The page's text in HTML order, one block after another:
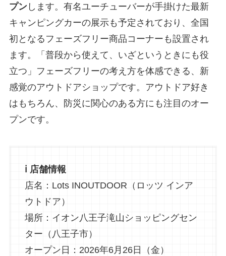
プンします。有名ユーチューバーが手掛けた最新
キャンピングカーの展示も予定されており、全国
初となるフェーズフリー商品コーナーも設置され
ます。「普段から使えて、いざというときにも役
立つ」フェーズフリーの考え方を体感できる、新
感覚のアウトドアショップです。アウトドア好き
はもちろん、防災に関心のある方にも注目のオー
プンです。
ℹ️ 店舗情報
店名：Lots INOUTDOOR（ロッツ インア
ウトドア）
場所：イオン八王子滝山ショッピングセン
ター（八王子市）
オープン日：2026年6月26日（金）